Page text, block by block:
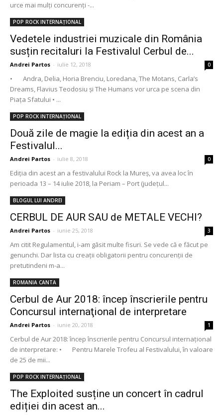
urce mai mulţi concurenţi -...
POP ROCK INTERNAȚIONAL
Vedetele industriei muzicale din România
susțin recitaluri la Festivalul Cerbul de...
Andrei Partos - iulie 12, 2018 0
• Andra, Delia, Horia Brenciu, Loredana, The Motans, Carla’s
Dreams, Flavius Teodosiu și The Humans vor urca pe scena din
Piața Sfatului • ...
POP ROCK INTERNAȚIONAL
Două zile de magie la ediția din acest an a
Festivalul...
Andrei Partos - iulie 8, 2018 0
Ediția din acest an a festivalului Rock la Mureș, va avea loc în
perioada 13 – 14 iulie 2018, la Periam – Port (județul...
BLOGUL LUI ANDREI
CERBUL DE AUR SAU de METALE VECHI?
Andrei Partos - iunie 25, 2018 3
Am citit Regulamentul, i-am găsit multe fisuri. Se vede că e făcut pe
genunchi. Dar lista cu creații obligatorii pentru concurenții de
pretutindeni m-a...
ROMANIA CANTA
Cerbul de Aur 2018: încep înscrierile pentru
Concursul internaţional de interpretare
Andrei Partos - iunie 20, 2018 1
Cerbul de Aur 2018: încep înscrierile pentru Concursul internaţional
de interpretare: • Pentru Marele Trofeu al Festivalului, în valoare
de 25 de mii...
POP ROCK INTERNAȚIONAL
The Exploited susține un concert în cadrul
ediției din acest an...